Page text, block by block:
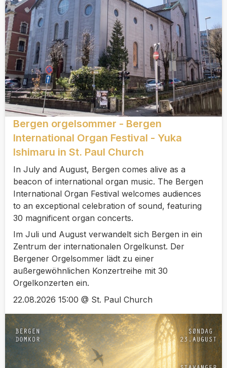
Bergen orgelsommer - Bergen
International Organ Festival - Yuka
Ishimaru in St. Paul Church
In July and August, Bergen comes alive as a
beacon of international organ music. The Bergen
International Organ Festival welcomes audiences
to an exceptional celebration of sound, featuring
30 magnificent organ concerts.
Im Juli und August verwandelt sich Bergen in ein
Zentrum der internationalen Orgelkunst. Der
Bergener Orgelsommer lädt zu einer
außergewöhnlichen Konzertreihe mit 30
Orgelkonzerten ein.
22.08.2026 15:00 @ St. Paul Church